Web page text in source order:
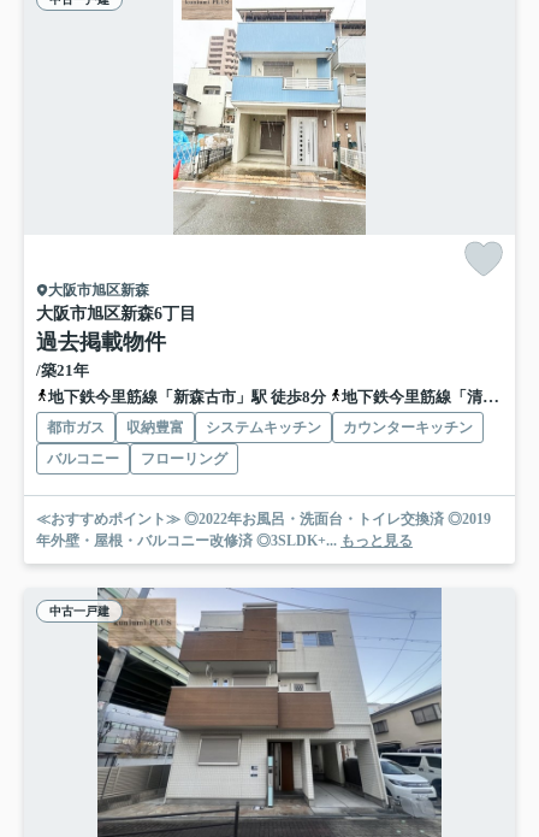
大阪市旭区新森
大阪市旭区新森6丁目
過去掲載物件
/築21年
地下鉄今里筋線「新森古市」駅 徒歩8分
地下鉄今里筋線「清水」駅 徒歩9分
都市ガス 収納豊富 システムキッチン
カウンターキッチン
バルコニー
フローリング
≪おすすめポイント≫ ◎2022年お風呂・洗面台・トイレ交換済 ◎2019
年外壁・屋根・バルコニー改修済 ◎3SLDK+... もっと見る
中古一戸建